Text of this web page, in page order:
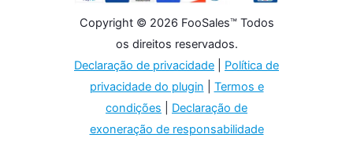
Copyright © 2026 FooSales™ Todos
os direitos reservados.
Declaração de privacidade
Política de
privacidade do plugin
Termos e
condições
Declaração de
exoneração de responsabilidade